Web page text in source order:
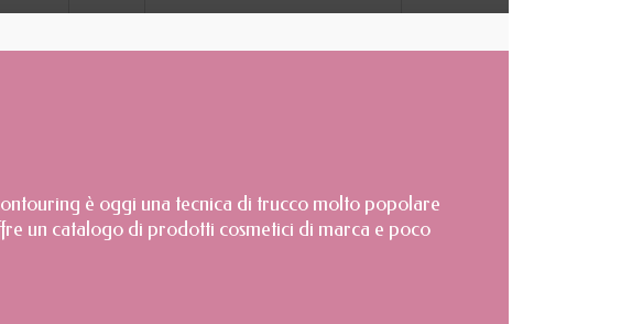
è oggi una tecnica di trucco molto popolare
un catalogo di prodotti cosmetici di marca e poco